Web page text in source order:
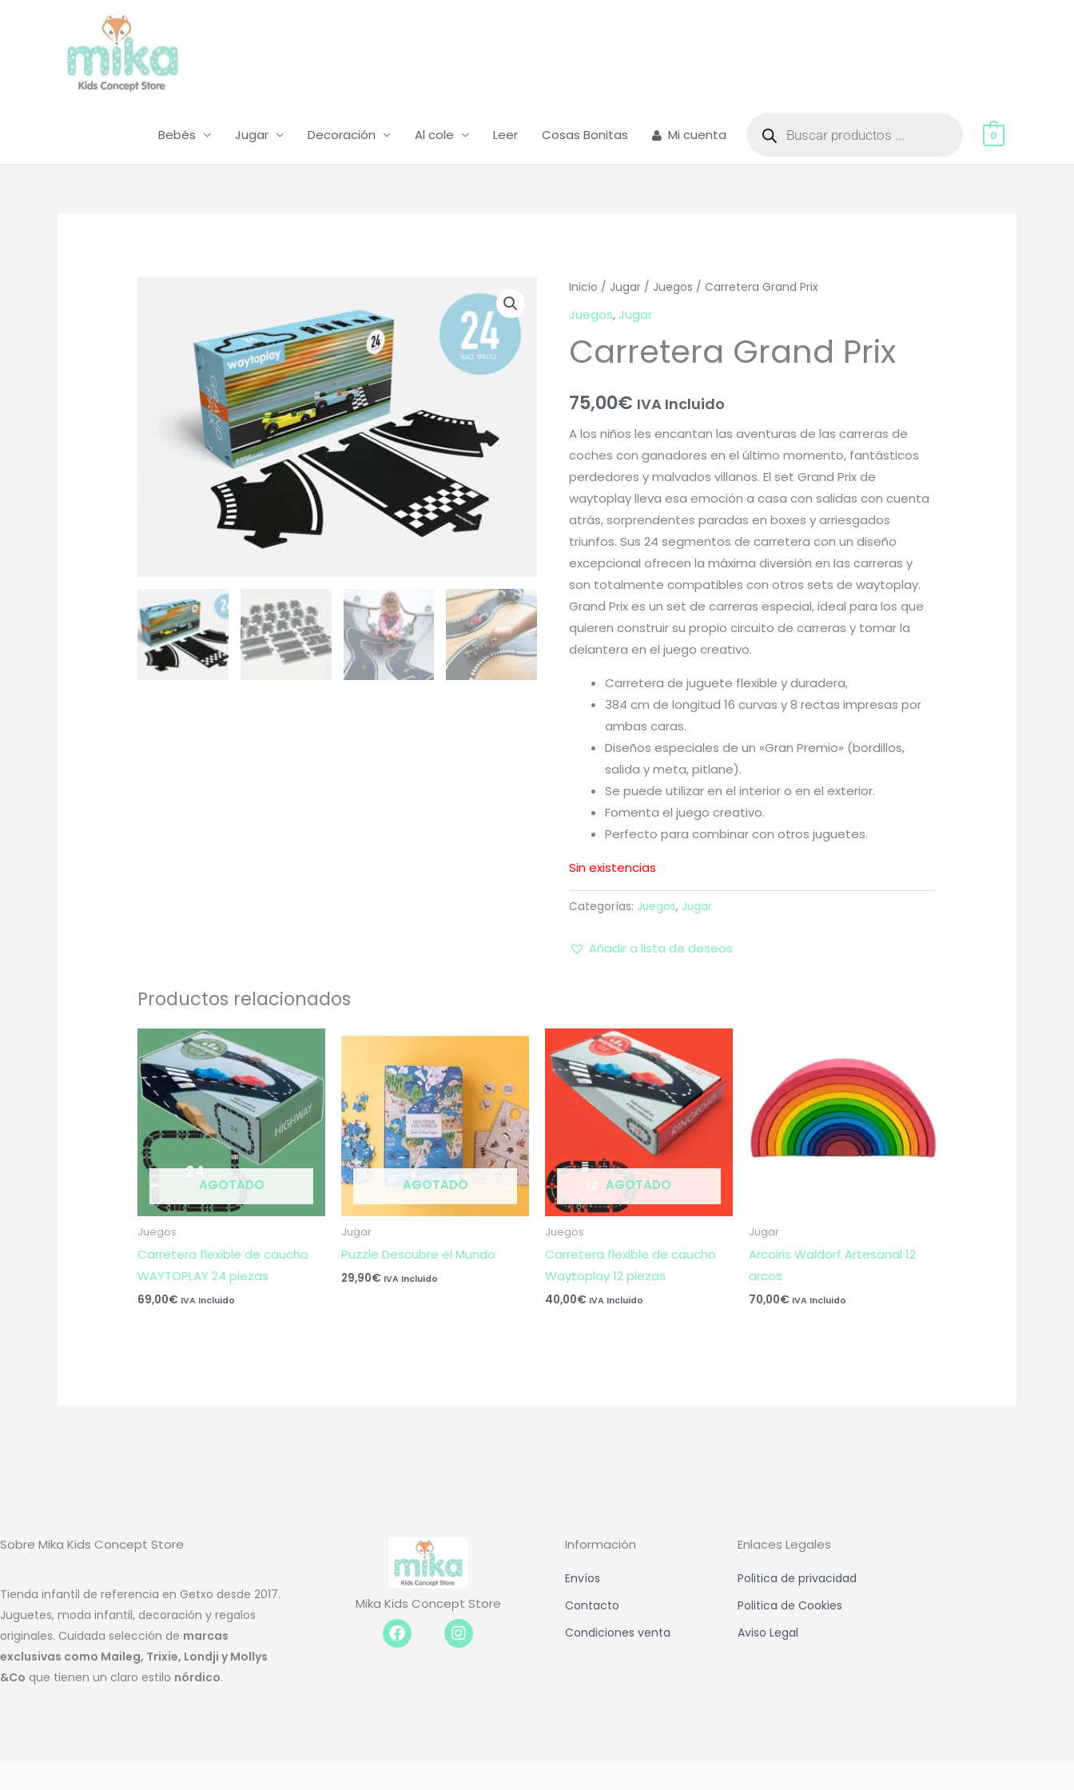
Bebés Jugar Decoración Al cole Leer Cosas Bonitas Mi cuenta productos 0
Inicio / Jugar / Juegos / Carretera Grand Prix
Juegos, Jugar
Carretera Grand Prix
75,00€ IVA Incluido
A los niños les encantan las aventuras de las carreras de
coches con ganadores en el último momento, fantásticos
perdedores y malvados villanos. El set Grand Prix de
waytoplay lleva esa emoción a casa con salidas con cuenta
atrás, sorprendentes paradas en boxes y arriesgados
triunfos. Sus 24 segmentos de carretera con un diseño
excepcional ofrecen la máxima diversión en las carreras y
son totalmente compatibles con otros sets de waytoplay.
Grand Prix es un set de carreras especial, ideal para los que
quieren construir su propio circuito de carreras y tomar la
delantera en el juego creativo.
Carretera de juguete flexible y duradera,
384 cm de longitud 16 curvas y 8 rectas impresas por
ambas caras.
Diseños especiales de un «Gran Premio» (bordillos,
salida y meta, pitlane).
Se puede utilizar en el interior o en el exterior.
Fomenta el juego creativo.
Perfecto para combinar con otros juguetes.
Sin existencias
Categorías: Juegos, Jugar
Añadir a lista de deseos
Productos relacionados
AGOTADO
Juegos
Carretera flexible de caucho
WAYTOPLAY 24 piezas
69,00€ IVA Incluido
AGOTADO
Jugar
Puzzle Descubre el Mundo
29,90€ IVA Incluido
AGOTADO
Juegos
Carretera flexible de caucho
Waytoplay 12 piezas
40,00€ IVA Incluido
Jugar
Arcoiris Waldorf Artesanal 12
arcos
70,00€ IVA Incluido
Sobre Mika Kids Concept Store
Tienda infantil de referencia en Getxo desde 2017.
Juguetes, moda infantil, decoración y regalos
originales. Cuidada selección de marcas
exclusivas como Maileg, Trixie, Londji y Mollys
&Co que tienen un claro estilo nórdico.
Mika Kids Concept Store
Facebook-
f
Instagram
Información
Envíos
Contacto
Condiciones venta
Enlaces Legales
Politica de privacidad
Politica de Cookies
Aviso Legal